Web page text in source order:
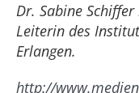
Dr. Sabine
Leiterin des
Erlangen.
http://